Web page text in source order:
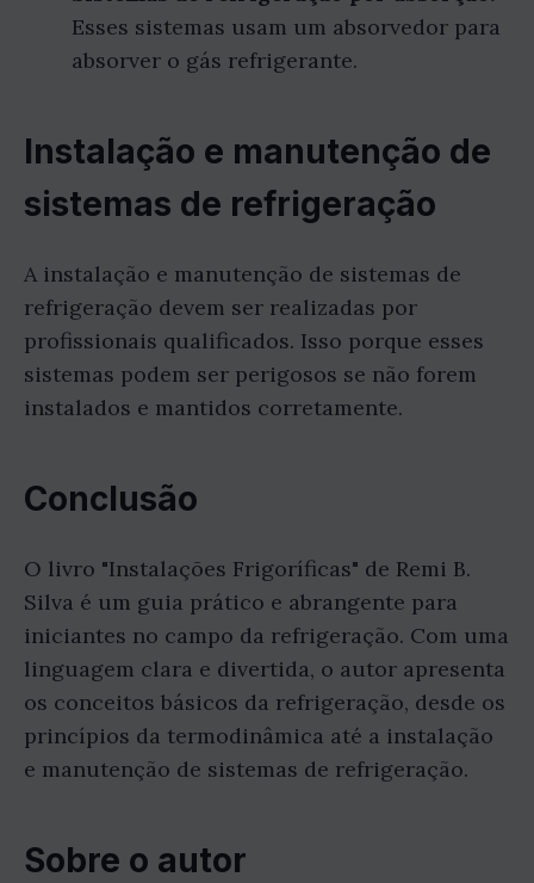
Esses sistemas usam um absorvedor para
absorver o gás refrigerante.
Instalação e manutenção de
sistemas de refrigeração
A instalação e manutenção de sistemas de
refrigeração devem ser realizadas por
profissionais qualificados. Isso porque esses
sistemas podem ser perigosos se não forem
instalados e mantidos corretamente.
Conclusão
O livro "Instalações Frigoríficas" de Remi B.
Silva é um guia prático e abrangente para
iniciantes no campo da refrigeração. Com uma
linguagem clara e divertida, o autor apresenta
os conceitos básicos da refrigeração, desde os
princípios da termodinâmica até a instalação
e manutenção de sistemas de refrigeração.
Sobre o autor